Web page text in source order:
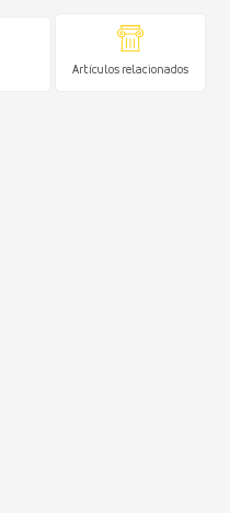
Artículos relacionados